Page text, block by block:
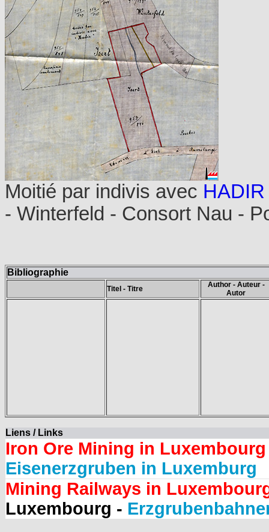
Moitié par indivis avec HADIR
- Winterfeld - Consort Nau -
Bibliographie
Titel - Titre
Author - Auteur -
Autor
Liens / Links
Iron Ore Mining in Luxembourg
Eisenerzgruben in Luxemburg
Mining Railways in
Luxembourg -